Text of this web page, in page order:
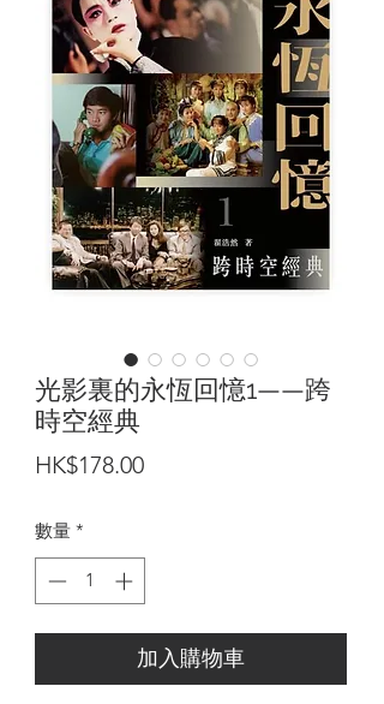
光影裏的永恆回憶1——跨
時空經典
HK$178.00價
數量 *
加入購物車